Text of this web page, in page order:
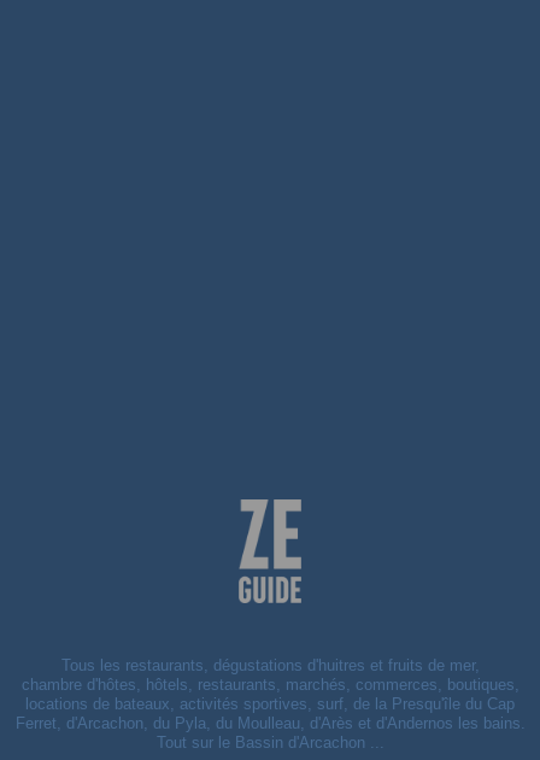
Tous les restaurants, dégustations d'huitres et fruits de mer,
chambre d'hôtes, hôtels, restaurants, marchés, commerces, boutiques,
locations de bateaux, activités sportives, surf, de la Presqu'île du Cap
Ferret, d'Arcachon, du Pyla, du Moulleau, d'Arès et d'Andernos les bains.
Tout sur le Bassin d'Arcachon ...